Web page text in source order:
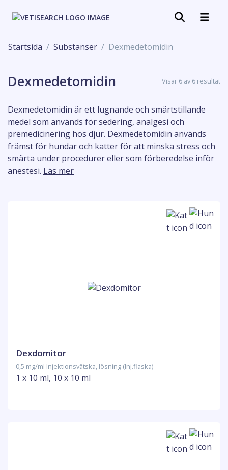
Startsida Substanser Dexmedetomidin
Dexmedetomidin Visar 6 av 6 resultat
Dexmedetomidin är ett lugnande och smärtstillande
medel som används för sedering, analgesi och
premedicinering hos djur. Dexmedetomidin används
främst för hundar och katter för att minska stress och
smärta under procedurer eller som förberedelse inför
anestesi. Läs mer
Dexdomitor
0,5 mg/ml Injektionsvätska, lösning (Inj.flaska)
1 x 10 ml, 10 x 10 ml